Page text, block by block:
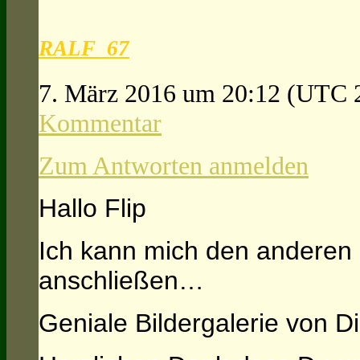
RALF_67
7. März 2016 um 20:12 (UTC
Kommentar
Zum Antworten anmelden
Hallo Flip
Ich kann mich den
anschließen…
Geniale Bildergalerie von